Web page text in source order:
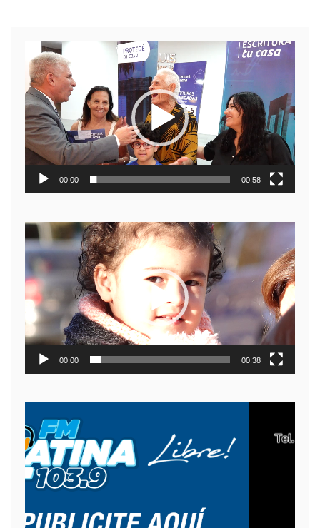
Reproductor
de
video
00:00 00:58
Reproductor
de
video
00:00 00:38